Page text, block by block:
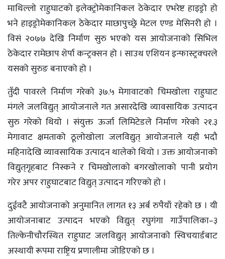
माथिल्लाे राहुघाटको इलेक्ट्रोमेकानिकल ठेकेदार एभरेष्ट हाइड्रो हो
भने हाइड्रोमेकानिकल ठेकेदार माछापुच्छ्रे मेटल एण्ड मेसिनरी हो ।
विसं २०७७ देखि निर्माण सुरु भएको यस आयोजनाको सिभिल
ठेकेदार रामेछाप शेर्पा कन्ट्रक्सन हो । साउथ एशियन इन्फास्ट्रक्चरले
यसको सुरुङ बनाएको हो ।
तुँदी पावरले निर्माण गरेको ३७‍.५ मेगावाटको चिमखोला राहुघाट
मंगले जलविद्युत् आयोजनाले गत असारदेखि व्यावसायिक उत्पादन
सुरु गरेको थियो । संयुक्त ऊर्जा लिमिटेडले निर्माण गरेको २१.३
मेगावाट क्षमताको ठूलोखोला जलविद्युत् आयोजनाले यही भदौ
महिनादेखि व्यावसायिक उत्पादन थालेको थियो । उक्त आयोजनाको
विद्युत्‌गृहबाट निस्कने र चिमखोलाको बगरखोलाको पानी प्रयोग
गरेर अपर राहुघाटबाट विद्युत् उत्पादन गरिएको हो ।
दुईवटै आयोजनाको अनुमानित लागत १३ अर्ब रुपैयाँ रहेको छ । यी
आयोजनाबाट उत्पादन भएको विद्युत् रघुगंगा गाउँपालिका–३
तिल्केनीचौरस्थित राहुघाट जलविद्युत् आयोजनाको स्विचयार्डबाट
अस्थायी रूपमा राष्ट्रिय प्रणालीमा जोडिएको छ ।